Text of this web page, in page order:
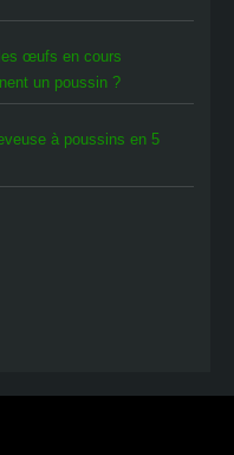
œufs en cours
un poussin ?
à poussins en 5